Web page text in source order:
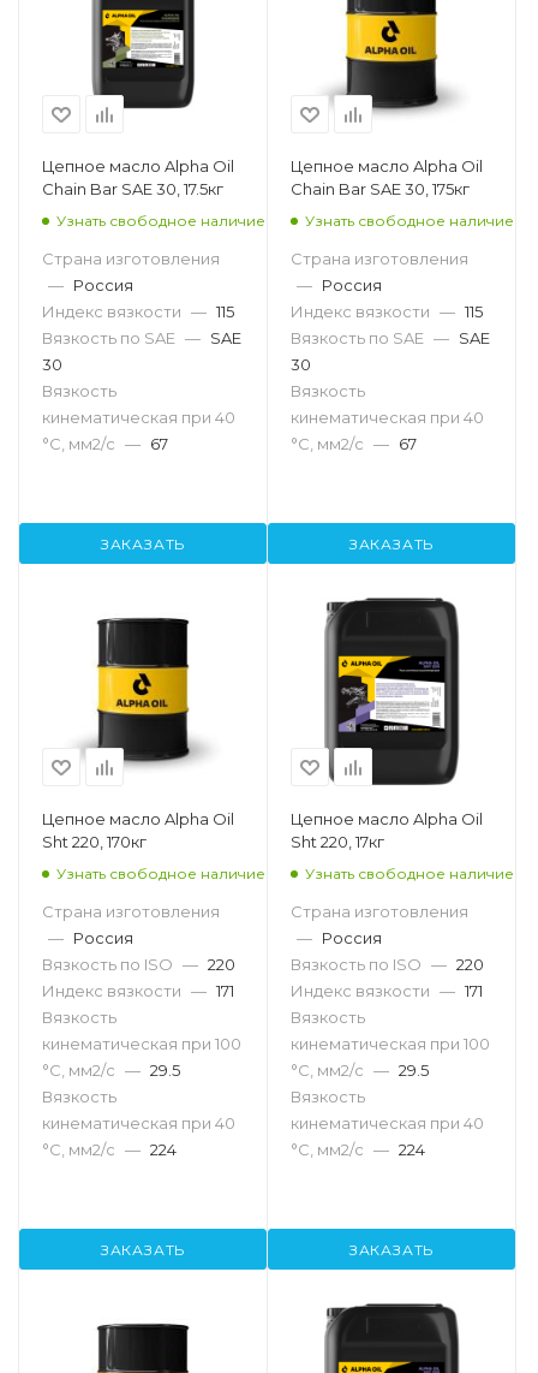
Цепное масло Alpha Oil
Chain Bar SAE 30, 17.5кг
Узнать свободное наличие
Страна изготовления
— Россия
Индекс вязкости — 115
Вязкость по SAE — SAE
30
Вязкость
кинематическая при 40
°С, мм2/с — 67
ЗАКАЗАТЬ
Цепное масло Alpha Oil
Chain Bar SAE 30, 175кг
Узнать свободное наличие
Страна изготовления
— Россия
Индекс вязкости — 115
Вязкость по SAE — SAE
30
Вязкость
кинематическая при 40
°С, мм2/с — 67
ЗАКАЗАТЬ
Цепное масло Alpha Oil
Sht 220, 170кг
Узнать свободное наличие
Страна изготовления
— Россия
Вязкость по ISO — 220
Индекс вязкости — 171
Вязкость
кинематическая при 100
°С, мм2/с — 29.5
Вязкость
кинематическая при 40
°С, мм2/с — 224
ЗАКАЗАТЬ
Цепное масло Alpha Oil
Sht 220, 17кг
Узнать свободное наличие
Страна изготовления
— Россия
Вязкость по ISO — 220
Индекс вязкости — 171
Вязкость
кинематическая при 100
°С, мм2/с — 29.5
Вязкость
кинематическая при 40
°С, мм2/с — 224
ЗАКАЗАТЬ